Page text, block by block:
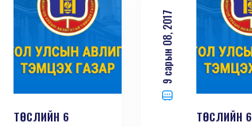
ТӨСЛИЙН 6
9 сарын 08, 2017
ТӨСЛИЙН 6